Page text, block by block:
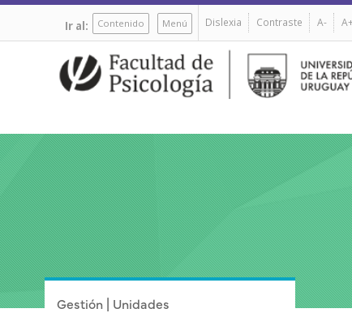
Pasar
contenido
Ir al: Contenido Menú Dislexia Contraste A-
Gestión | Unidades